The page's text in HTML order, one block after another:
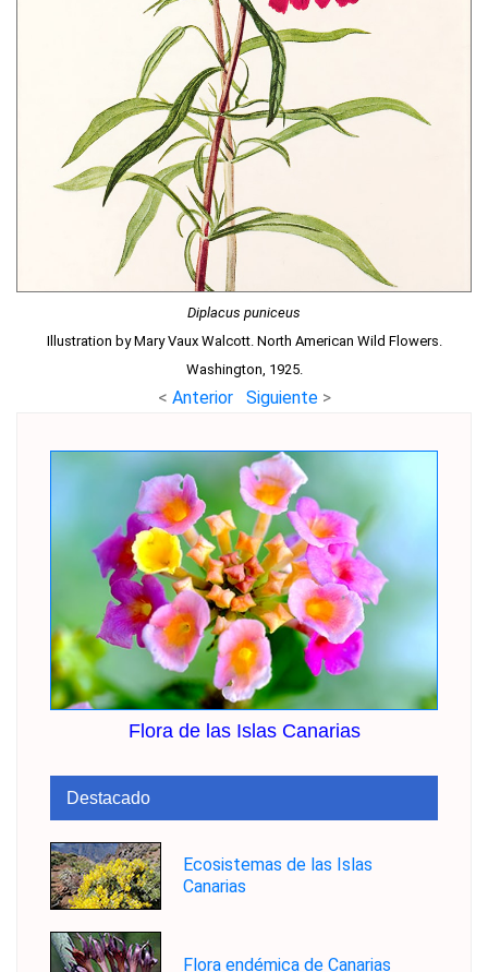
Diplacus puniceus
Illustration by Mary Vaux Walcott. North American Wild Flowers.
Washington, 1925.
< Anterior Siguiente >
Flora de las Islas Canarias
Destacado
Ecosistemas de las Islas
Canarias
Flora endémica de Canarias